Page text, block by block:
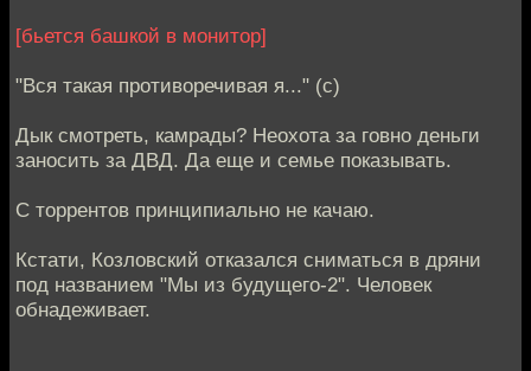
[бьется башкой в монитор]
"Вся такая противоречивая я..." (с)
Дык смотреть, камрады? Неохота за говно деньги
заносить за ДВД. Да еще и семье показывать.
С торрентов принципиально не качаю.
Кстати, Козловский отказался сниматься в дряни
под названием "Мы из будущего-2". Человек
обнадеживает.